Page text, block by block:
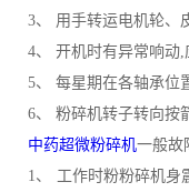
3、 用手转运电机轮、
4、 开机时有异常响动,
5、 每星期在各轴承位
6、 粉碎机转子转向按
中药超微粉碎机一般故
1、 工作时粉粉碎机身